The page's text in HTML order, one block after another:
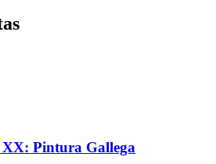
Pintura Gallega